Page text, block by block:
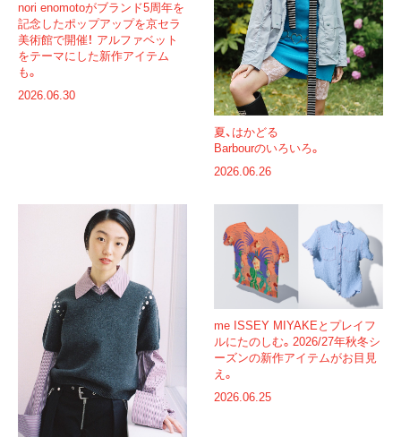
nori enomotoがブランド5周年を
記念したポップアップを京セラ
美術館で開催！ アルファベット
をテーマにした新作アイテム
も。
2026.06.30
夏、はかどる
Barbourのいろいろ。
2026.06.26
me ISSEY MIYAKEとプレイフ
ルにたのしむ。2026/27年秋冬シ
ーズンの新作アイテムがお目見
え。
2026.06.25